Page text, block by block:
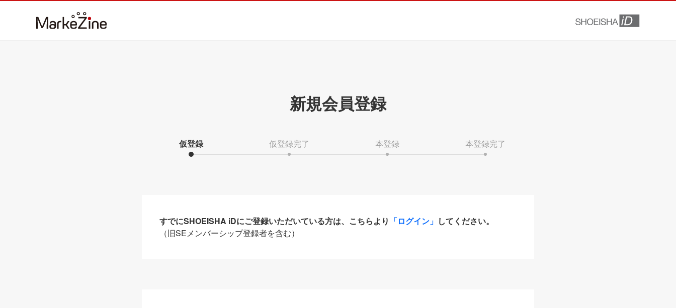
新規会員登録
仮登録 仮登録完了 本登録 本登録完了
すでにSHOEISHA iDにご登録いただいている方は、こちらより 「ログイン」 してください。
（旧SEメンバーシップ登録者を含む）